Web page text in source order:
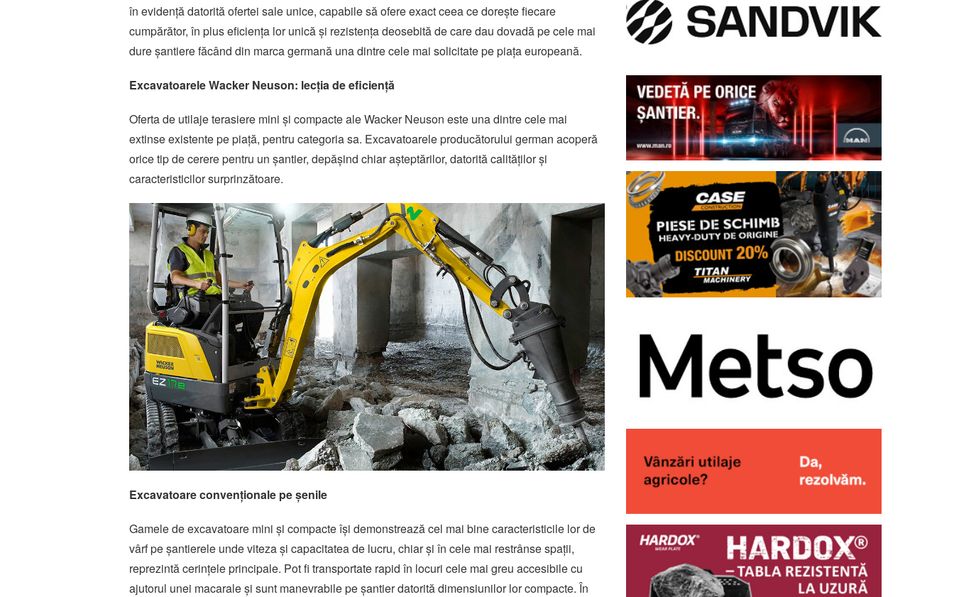
în evidență datorită ofertei sale unice, capabile să ofere exact ceea ce dorește fiecare
cumpărător, în plus eficiența lor unică și rezistența deosebită de care dau dovadă pe cele mai
dure șantiere făcând din marca germană una dintre cele mai solicitate pe piața europeană.
Excavatoarele Wacker Neuson: lecția de eficiență
Oferta de utilaje terasiere mini și compacte ale Wacker Neuson este una dintre cele mai
extinse existente pe piață, pentru categoria sa. Excavatoarele producătorului german acoperă
orice tip de cerere pentru un șantier, depășind chiar așteptărilor, datorită calităților și
caracteristicilor surprinzătoare.
Excavatoare convenționale pe șenile
Gamele de excavatoare mini și compacte își demonstrează cel mai bine caracteristicile lor de
vârf pe șantierele unde viteza și capacitatea de lucru, chiar și în cele mai restrânse spații,
reprezintă cerințele principale. Pot fi transportate rapid în locuri cele mai greu accesibile cu
ajutorul unei macarale și sunt manevrabile pe șantier datorită dimensiunilor lor compacte. În